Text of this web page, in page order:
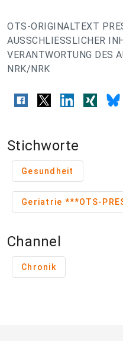
OTS-ORIGINALTEXT
AUSSCHLIESSLICHER
VERANTWORTUNG DES
NRK/NRK
Stichworte
Gesundheit
Geriatrie
Channel
Chronik